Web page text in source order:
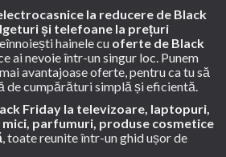
la reducere de Black
și telefoane la prețuri
hainele cu oferte de Black
ai nevoie într-un singur loc. Punem
avantajoase oferte, pentru ca tu să
de cumpărături simplă și eficientă.
Friday la televizoare, laptopuri,
parfumuri, produse cosmetice
, toate reunite într-un ghid ușor de